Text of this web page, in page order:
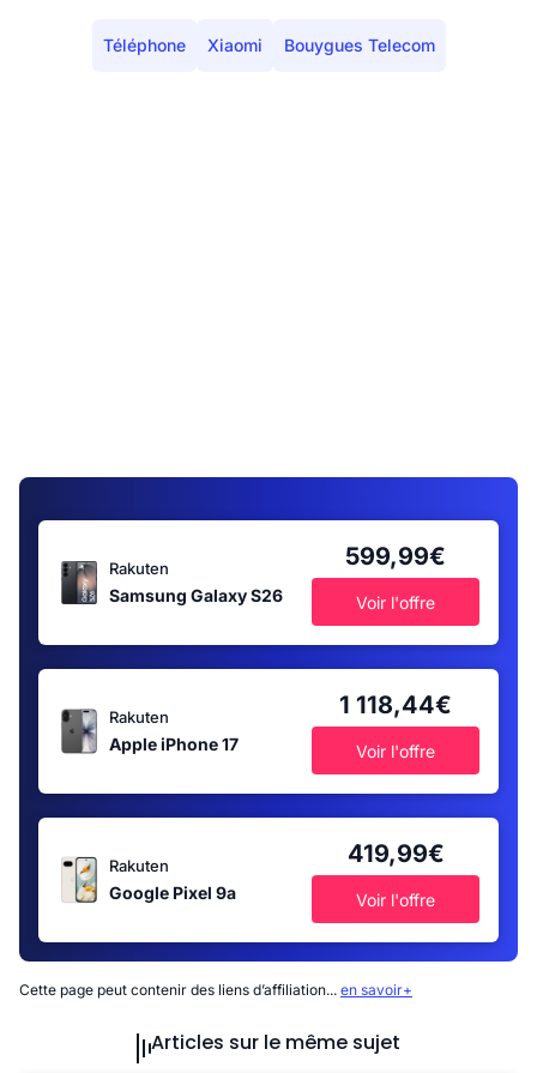
Téléphone Xiaomi Bouygues Telecom
Rakuten
Samsung Galaxy S26
599,99€
Voir l'offre
Rakuten
Apple iPhone 17
1 118,44€
Voir l'offre
Rakuten
Google Pixel 9a
419,99€
Voir l'offre
Cette page peut contenir des liens d’affiliation... en savoir+
Articles sur le même sujet